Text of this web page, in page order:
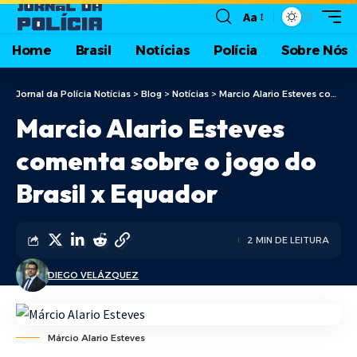
Aa
Home Brasil Notícias Polícia Sobre Nós
Jornal da Polícia Notícias > Blog > Notícias > Marcio Alario Esteves comenta sobre o jogo do Brasil x Equador
Marcio Alario Esteves
comenta sobre o jogo do
Brasil x Equador
DIEGO VELÁZQUEZ
2 MIN DE LEITURA
Márcio Alario Esteves